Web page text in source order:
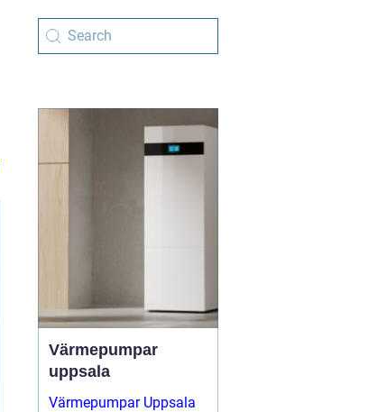
Värmepumpar
uppsala
Värmepumpar Uppsala